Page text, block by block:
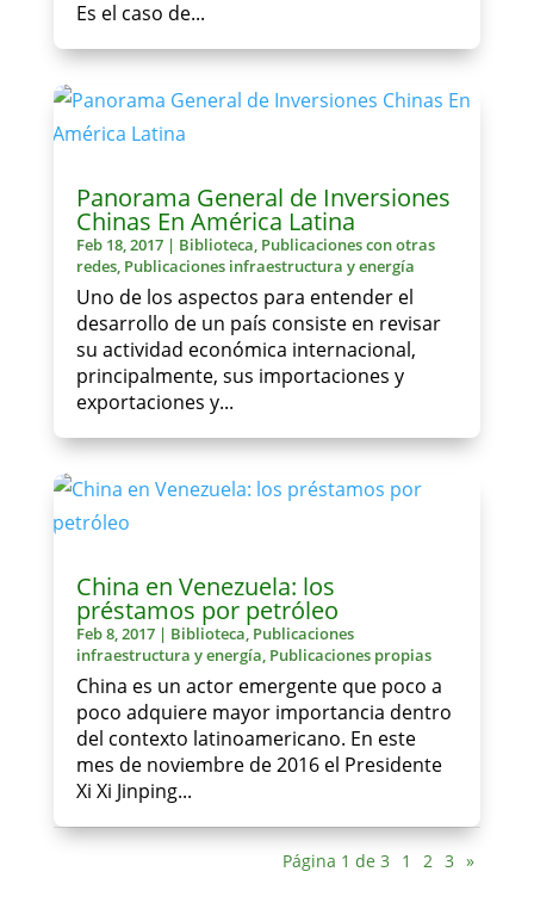
Es el caso de...
Panorama General de Inversiones
Chinas En América Latina
Feb 18, 2017| Biblioteca, Publicaciones con otras
redes, Publicaciones infraestructura y energía
Uno de los aspectos para entender el
desarrollo de un país consiste en revisar
su actividad económica internacional,
principalmente, sus importaciones y
exportaciones y...
China en Venezuela: los
préstamos por petróleo
Feb 8, 2017| Biblioteca, Publicaciones
infraestructura y energía, Publicaciones propias
China es un actor emergente que poco a
poco adquiere mayor importancia dentro
del contexto latinoamericano. En este
mes de noviembre de 2016 el Presidente
Xi Xi Jinping...
Página 1 de 3 1 2 3 »